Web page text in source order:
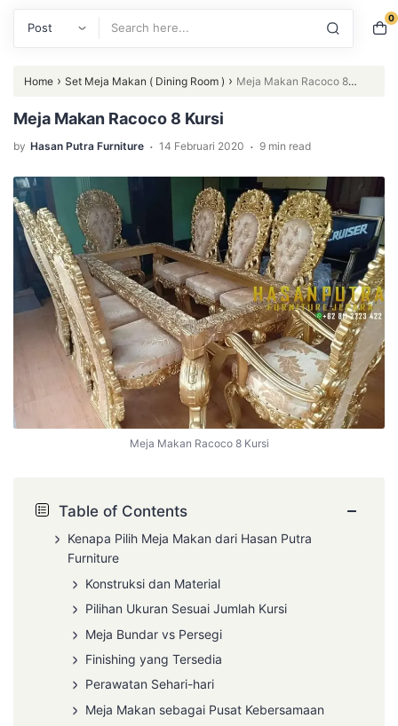
0
Home › Set Meja Makan ( Dining Room ) › Meja Makan Racoco 8
Kursi
Meja Makan Racoco 8 Kursi
by Hasan Putra Furniture . 14 Februari 2020 . 9 min read
Meja Makan Racoco 8 Kursi
Table of Contents −
Kenapa Pilih Meja Makan dari Hasan Putra
Furniture
Konstruksi dan Material
Pilihan Ukuran Sesuai Jumlah Kursi
Meja Bundar vs Persegi
Finishing yang Tersedia
Perawatan Sehari-hari
Meja Makan sebagai Pusat Kebersamaan